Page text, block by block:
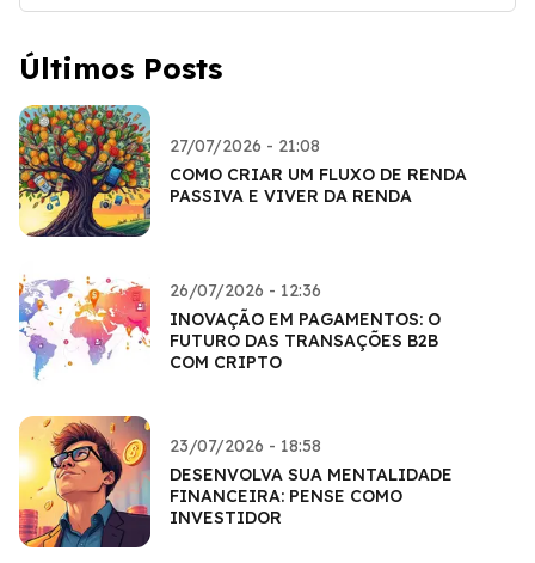
Últimos Posts
27/07/2026 - 21:08
COMO CRIAR UM FLUXO DE RENDA
PASSIVA E VIVER DA RENDA
26/07/2026 - 12:36
INOVAÇÃO EM PAGAMENTOS: O
FUTURO DAS TRANSAÇÕES B2B
COM CRIPTO
23/07/2026 - 18:58
DESENVOLVA SUA MENTALIDADE
FINANCEIRA: PENSE COMO
INVESTIDOR